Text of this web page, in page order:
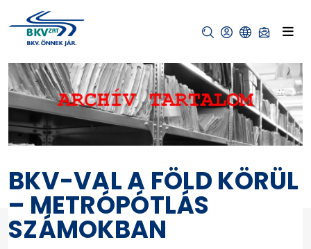
BKV-VAL A FÖLD KÖRÜL
– METRÓPÓTLÁS
SZÁMOKBAN